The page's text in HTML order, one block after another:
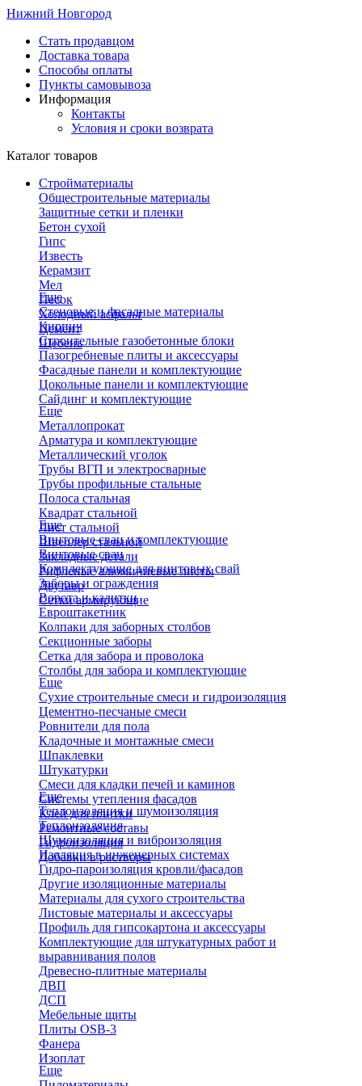
Нижний Новгород
Стать продавцом
Доставка товара
Способы оплаты
Пункты самовывоза
Информация
Контакты
Условия и сроки возврата
Каталог товаров
Стройматериалы
Общестроительные материалы
Защитные сетки и пленки
Бетон сухой
Гипс
Известь
Керамзит
Мел
Песок
Холодный асфальт
Цемент
Щебень
Еще
Стеновые и фасадные материалы
Кирпич
Строительные газобетонные блоки
Пазогребневые плиты и аксессуары
Фасадные панели и комплектующие
Цокольные панели и комплектующие
Сайдинг и комплектующие
Еще
Металлопрокат
Арматура и комплектующие
Металлический уголок
Трубы ВГП и электросварные
Трубы профильные стальные
Полоса стальная
Квадрат стальной
Лист стальной
Швеллер стальной
Закладные детали
Рифленые алюминиевые листы
Двутавр
Сетки армирующие
Еще
Винтовые сваи и комплектующие
Винтовые сваи
Комплектующие для винтовых свай
Заборы и ограждения
Ворота и калитки
Евроштакетник
Колпаки для заборных столбов
Секционные заборы
Сетка для забора и проволока
Столбы для забора и комплектующие
Еще
Сухие строительные смеси и гидроизоляция
Цементно-песчаные смеси
Ровнители для пола
Кладочные и монтажные смеси
Шпаклевки
Штукатурки
Смеси для кладки печей и каминов
Системы утепления фасадов
Клей для плитки
Ремонтные составы
Гидроизоляция
Добавки в растворы
Еще
Теплоизоляция и шумоизоляция
Теплоизоляция
Шумоизоляция и виброизоляция
Изоляция в инженерных системах
Гидро-пароизоляция кровли/фасадов
Другие изоляционные материалы
Материалы для сухого строительства
Листовые материалы и аксессуары
Профиль для гипсокартона и аксессуары
Комплектующие для штукатурных работ и
выравнивания полов
Древесно-плитные материалы
ДВП
ДСП
Мебельные щиты
Плиты OSB-3
Фанера
Изоплат
Еще